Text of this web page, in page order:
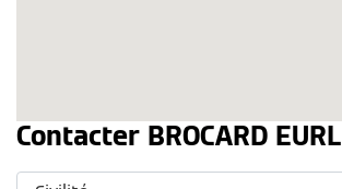
Contacter BROCARD EURL